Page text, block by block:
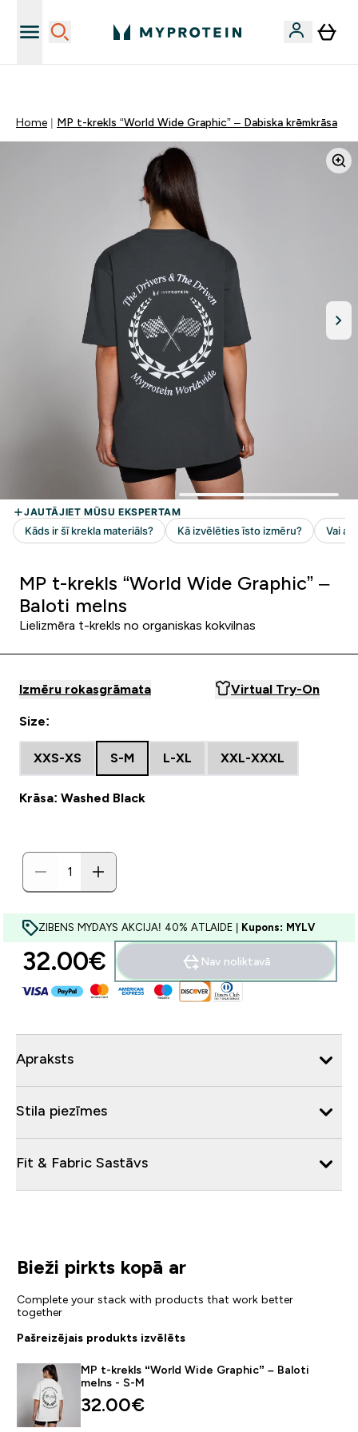
Home MP t-krekls “World Wide Graphic” – Dabiska krēmkrāsa
MP t-krekls “World Wide Graphic” –
Baloti melns
Lielizmēra t-krekls no organiskas kokvilnas
Izmēru rokasgrāmata Virtual Try-On
Size:
XXS-XS S-M L-XL XXL-XXXL
Krāsa: Washed Black
ZIBENS MYDAYS AKCIJA! 40% ATLAIDE | Kupons: MYLV
32.00€‎ Nav noliktavā
Apraksts
Stila piezīmes
Fit & Fabric Sastāvs
Bieži pirkts kopā ar
Complete your stack with products that work better
together
Pašreizējais produkts izvēlēts
MP t-krekls “World Wide Graphic” – Baloti
melns - S-M
32.00€‎